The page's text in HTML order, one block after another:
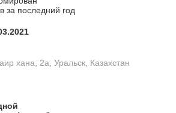
за последний год
хана, 2а, Уральск, Казахстан